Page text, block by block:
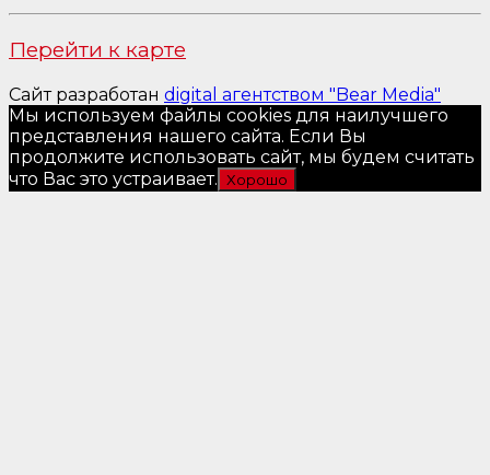
Перейти к карте
Сайт разработан digital агентством "Bear Media"
Мы используем файлы cookies для наилучшего
представления нашего сайта. Если Вы
продолжите использовать сайт, мы будем считать
что Вас это устраивает. Хорошо